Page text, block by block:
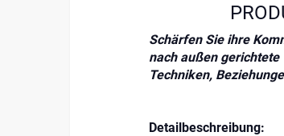
Schärfen Sie ihre
nach außen
Techniken,
Detailbeschreibung: